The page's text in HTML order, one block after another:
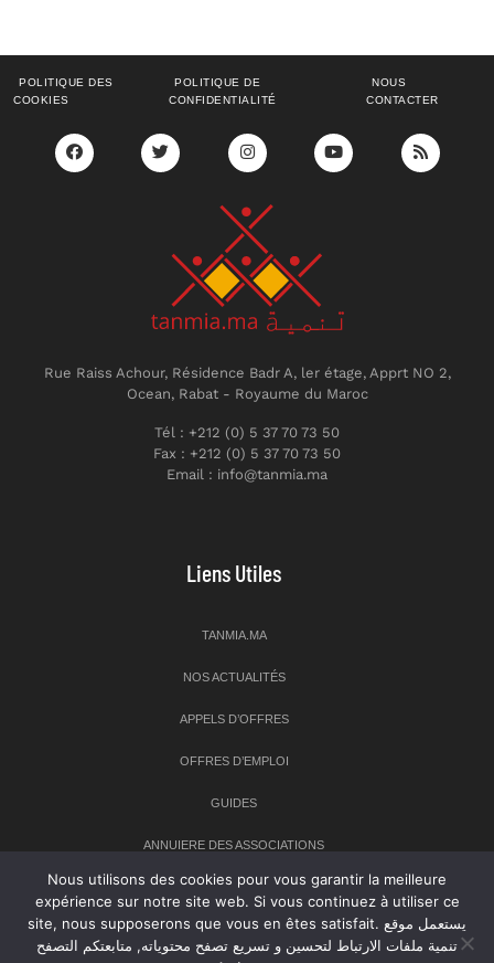
POLITIQUE DES
COOKIES
POLITIQUE DE
CONFIDENTIALITÉ
NOUS
CONTACTER
Rue Raiss Achour, Résidence Badr A, ler étage, Apprt NO 2,
Ocean, Rabat - Royaume du Maroc
Tél : +212 (0) 5 37 70 73 50
Fax : +212 (0) 5 37 70 73 50
Email : info@tanmia.ma
Liens Utiles
TANMIA.MA
NOS ACTUALITÉS
APPELS D’OFFRES
OFFRES D’EMPLOI
GUIDES
ANNUIERE DES ASSOCIATIONS
Newsletter
Nous utilisons des cookies pour vous garantir la meilleure
expérience sur notre site web. Si vous continuez à utiliser ce
site, nous supposerons que vous en êtes satisfait. يستعمل موقع
تنمية ملفات الارتباط لتحسين و تسريع تصفح محتوياته, متابعتكم التصفح